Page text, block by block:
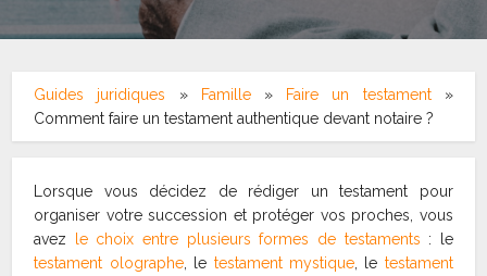
Guides juridiques » Famille» Faire un testament»
Comment faire un testament authentique devant notaire ?
Lorsque vous décidez de rédiger un testament pour
organiser votre succession et protéger vos proches, vous
avez
le choix entre plusieurs formes de testaments : le
testament olographe, le testament mystique, le testament